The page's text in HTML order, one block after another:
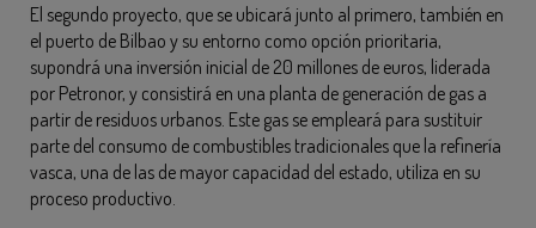
El segundo proyecto, que se ubicará junto al primero, también en
el puerto de Bilbao y su entorno como opción prioritaria,
supondrá una inversión inicial de 20 millones de euros, liderada
por Petronor, y consistirá en una planta de generación de gas a
partir de residuos urbanos. Este gas se empleará para sustituir
parte del consumo de combustibles tradicionales que la refinería
vasca, una de las de mayor capacidad del estado, utiliza en su
proceso productivo.